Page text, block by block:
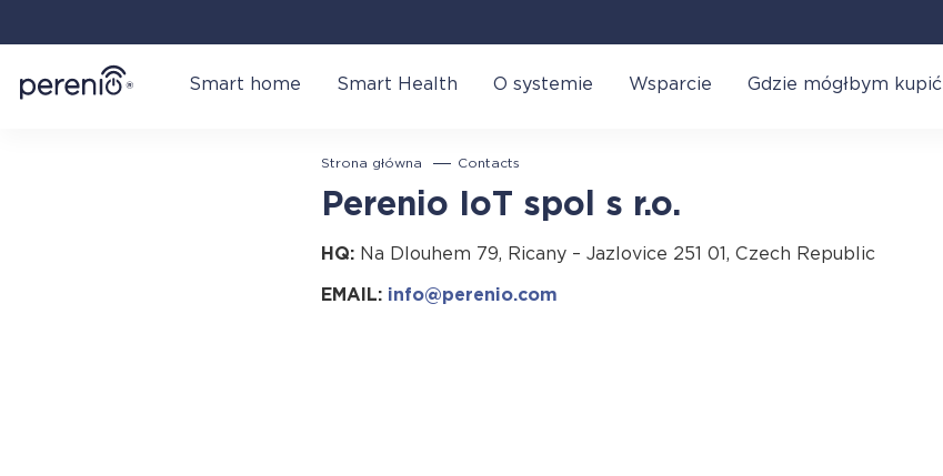
Smart home Smart Health O systemie Wsparcie Gdzie mógłbym kupić
Strona główna Contacts
Perenio IoT spol s r.o.
HQ: Na Dlouhem 79, Ricany – Jazlovice 251 01, Czech Republic
EMAIL: info@perenio.com